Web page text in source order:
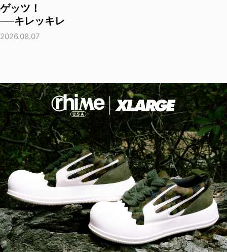
ゲッツ！
──キレッキレ
2026.08.07